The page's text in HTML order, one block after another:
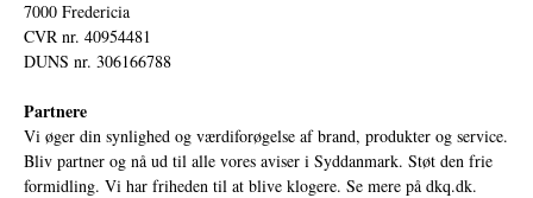
7000 Fredericia
CVR nr. 40954481
DUNS nr. 306166788
Partnere
Vi øger din synlighed og værdiforøgelse af brand, produkter og service.
Bliv partner og nå ud til alle vores aviser i Syddanmark. Støt den frie
formidling. Vi har friheden til at blive klogere. Se mere på dkq.dk.